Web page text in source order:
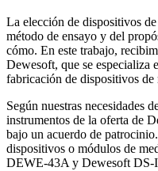
La elección de dispositivos
método de ensayo y del
cómo. En este trabajo,
Dewesoft, que se especializa
fabricación de dispositivos de
Según nuestras necesidades
instrumentos de la oferta de
bajo un acuerdo de
dispositivos o módulos de
DEWE-43A y Dewesoft DS-